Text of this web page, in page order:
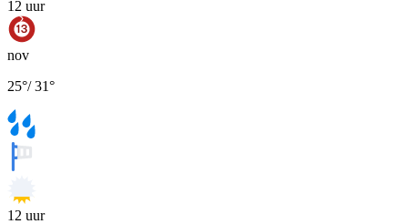
12 uur
nov
25°/31°
12 uur